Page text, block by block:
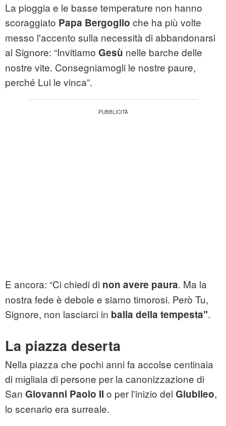
La pioggia e le basse temperature non hanno
scoraggiato Papa Bergoglio che ha più volte
messo l'accento sulla necessità di abbandonarsi
al Signore: “Invitiamo Gesù nelle barche delle
nostre vite. Consegniamogli le nostre paure,
perché Lui le vinca”.
E ancora: “Ci chiedi di non avere paura. Ma la
nostra fede è debole e siamo timorosi. Però Tu,
Signore, non lasciarci in balia della tempesta".
La piazza deserta
Nella piazza che pochi anni fa accolse centinaia
di migliaia di persone per la canonizzazione di
San Giovanni Paolo II o per l'inizio del Giubileo,
lo scenario era surreale.